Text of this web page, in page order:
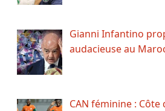
Gianni Infantino
audacieuse au
CAN féminine : Côte